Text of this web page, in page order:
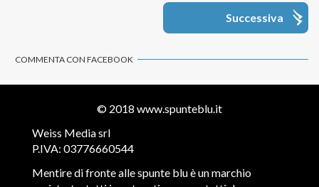
Successiva
COMMENTA CON FACEBOOK
© 2018 www.spunteblu.it
Weiss Media srl
P.IVA: 03776660544
Mentire di fronte alle spunte blu è un marchio